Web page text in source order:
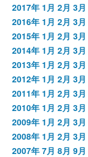
2017年 1月 2月 3月
2016年 1月 2月 3月
2015年 1月 2月 3月
2014年 1月 2月 3月
2013年 1月 2月 3月
2012年 1月 2月 3月
2011年 1月 2月 3月
2010年 1月 2月 3月
2009年 1月 2月 3月
2008年 1月 2月 3月
2007年 7月 8月 9月